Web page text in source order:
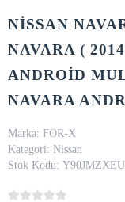
NİSSAN
NAVARA (
ANDROİD
NAVARA
Marka: FOR-X
Kategori: Nissan
Stok Kodu: